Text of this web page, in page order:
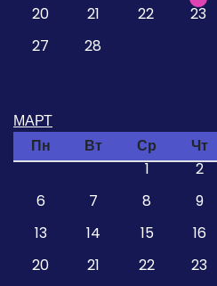
20
21 22 23
27
28
МАРТ
Пн
Вт Ср Чт
1
2
6
7 8 9
13
14 15 16
20
21 22 23